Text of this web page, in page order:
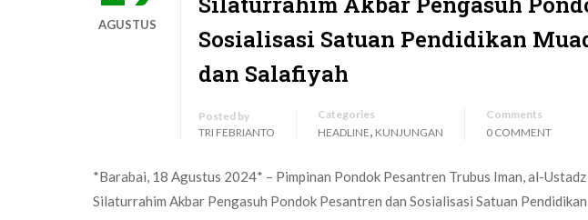
AGUSTUS
Sosialisasi Satuan Pendidikan
dan Salafiyah
Posted by
TRI FEBRIANTO
Categories
HEADLINE, KUNJUNGAN
Comments
0 COMMENT
*Barabai, 18 Agustus 2024* – Pimpinan Pondok Pesantren Trubus Iman, al-
Silaturrahim Akbar Pengasuh Pondok Pesantren dan Sosialisasi Satuan